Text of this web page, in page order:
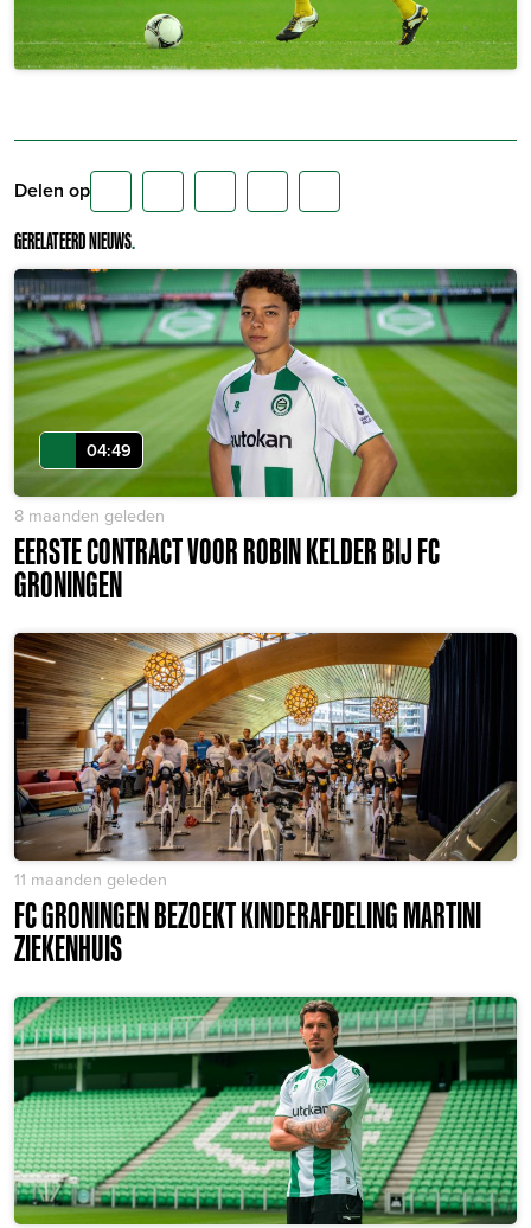
Delen op
GERELATEERD NIEUWS.
04:49
8 maanden geleden
EERSTE CONTRACT VOOR ROBIN KELDER BIJ FC
GRONINGEN
11 maanden geleden
FC GRONINGEN BEZOEKT KINDERAFDELING MARTINI
ZIEKENHUIS